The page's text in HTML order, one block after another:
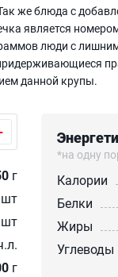
же блюда с
является
люди с
данной крупы.
г
шт
шт
г
*на одну
Калории
Белки
Жиры
Углеводы